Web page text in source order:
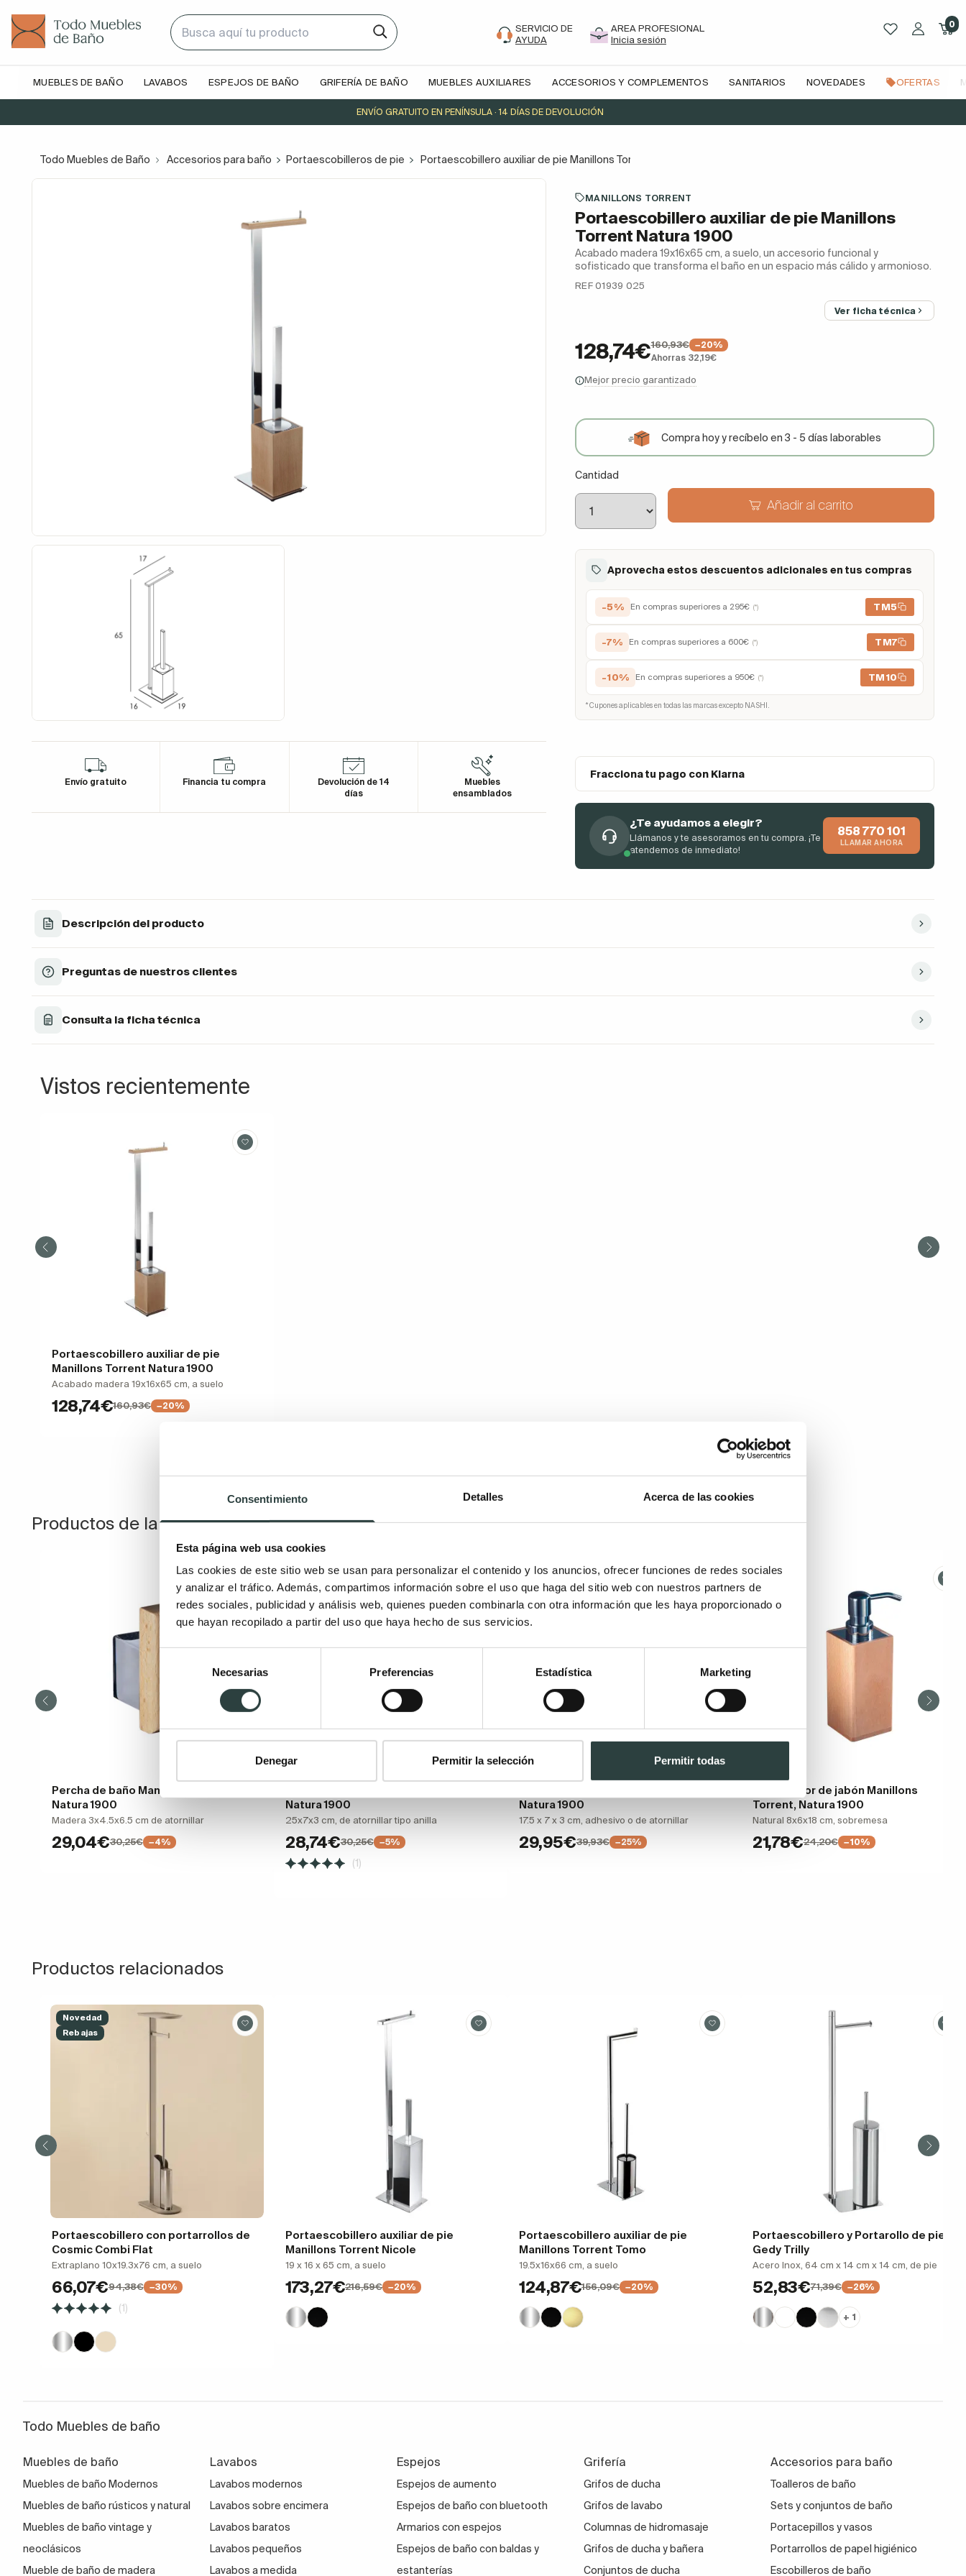
Consentimiento Detalles Acerca de las cookies
Esta página web usa cookies
Las cookies de este sitio web se usan para personalizar el contenido y los anuncios, ofrecer funciones de redes sociales
y analizar el tráfico. Además, compartimos información sobre el uso que haga del sitio web con nuestros partners de
redes sociales, publicidad y análisis web, quienes pueden combinarla con otra información que les haya proporcionado o
que hayan recopilado a partir del uso que haya hecho de sus servicios.
consentimiento
Necesarias Preferencias Estadística Marketing
Denegar Permitir la selección Permitir todas
SERVICIO DE
AYUDA
AREA PROFESIONAL
Inicia sesión
0
MUEBLES DE BAÑO LAVABOS ESPEJOS DE BAÑO GRIFERÍA DE BAÑO MUEBLES AUXILIARES ACCESORIOS Y COMPLEMENTOS SANITARIOS NOVEDADES OFERTAS
ENVÍO GRATUITO EN PENÍNSULA · 14 DÍAS DE DEVOLUCIÓN
Todo Muebles de Baño Accesorios para baño Portaescobilleros de pie Portaescobillero auxiliar de pie Manillons Torrent Natura 1900
Envío gratuito Financia tu compra
Devolución de 14
días
Muebles
ensamblados
MANILLONS TORRENT
Portaescobillero auxiliar de pie Manillons
Torrent Natura 1900
Acabado madera 19x16x65 cm, a suelo, un accesorio funcional y
sofisticado que transforma el baño en un espacio más cálido y armonioso.
REF 01939 025
Ver ficha técnica
128,74€160,93€
−20%
Ahorras 32,19€
Mejor precio garantizado
Compra hoy y recíbelo en 3 - 5 días laborables
Cantidad
Añadir al carrito
Aprovecha estos descuentos adicionales en tus compras
-5% En compras superiores a 295€ (*) TM5
-7% En compras superiores a 600€ (*) TM7
-10% En compras superiores a 950€ (*) TM10
* Cupones aplicables en todas las marcas excepto NASHI.
Fracciona tu pago con Klarna
¿Te ayudamos a elegir?
Llámanos y te asesoramos en tu compra. ¡Te
atendemos de inmediato!
858 770 101
LLAMAR AHORA
Descripción del producto
Preguntas de nuestros clientes
Consulta la ficha técnica
Vistos recientemente
Portaescobillero auxiliar de pie
Manillons Torrent Natura 1900
Acabado madera 19x16x65 cm, a suelo
128,74€160,93€ −20%
Productos de la misma colección
Percha de baño Manillons Torrent
Natura 1900
Madera 3x4.5x6.5 cm de atornillar
29,04€30,25€ −4%
Natura 1900
25x7x3 cm, de atornillar tipo anilla
28,74€30,25€ −5%
(1)
Natura 1900
17.5 x 7 x 3 cm, adhesivo o de atornillar
29,95€39,93€ −25%
Dosificador de jabón Manillons
Torrent, Natura 1900
Natural 8x6x18 cm, sobremesa
21,78€24,20€ −10%
Productos relacionados
Novedad
Rebajas
Portaescobillero con portarrollos de
Cosmic Combi Flat
Extraplano 10x19.3x76 cm, a suelo
66,07€94,38€ −30%
(1)
Portaescobillero auxiliar de pie
Manillons Torrent Nicole
19 x 16 x 65 cm, a suelo
173,27€216,59€ −20%
Portaescobillero auxiliar de pie
Manillons Torrent Tomo
19.5x16x66 cm, a suelo
124,87€156,09€ −20%
Portaescobillero y Portarollo de pie
Gedy Trilly
Acero Inox, 64 cm x 14 cm x 14 cm, de pie
52,83€71,39€ −26%
+ 1
Todo Muebles de baño
Muebles de baño
Muebles de baño Modernos
Muebles de baño rústicos y natural
Muebles de baño vintage y
neoclásicos
Mueble de baño de madera
Lavabos
Lavabos modernos
Lavabos sobre encimera
Lavabos baratos
Lavabos pequeños
Lavabos a medida
Espejos
Espejos de aumento
Espejos de baño con bluetooth
Armarios con espejos
Espejos de baño con baldas y
estanterías
Grifería
Grifos de ducha
Grifos de lavabo
Columnas de hidromasaje
Grifos de ducha y bañera
Conjuntos de ducha
Accesorios para baño
Toalleros de baño
Sets y conjuntos de baño
Portacepillos y vasos
Portarrollos de papel higiénico
Escobilleros de baño